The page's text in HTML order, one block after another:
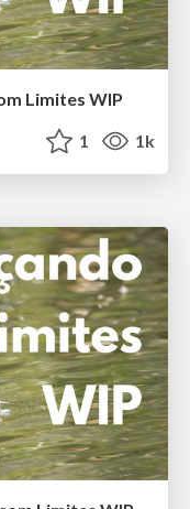
Limites WIP
1 1k